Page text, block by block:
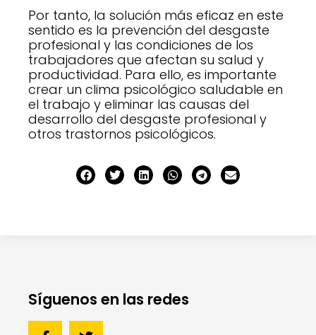
Por tanto, la solución más eficaz en este
sentido es la prevención del desgaste
profesional y las condiciones de los
trabajadores que afectan su salud y
productividad. Para ello, es importante
crear un clima psicológico saludable en
el trabajo y eliminar las causas del
desarrollo del desgaste profesional y
otros trastornos psicológicos.
Síguenos en las redes